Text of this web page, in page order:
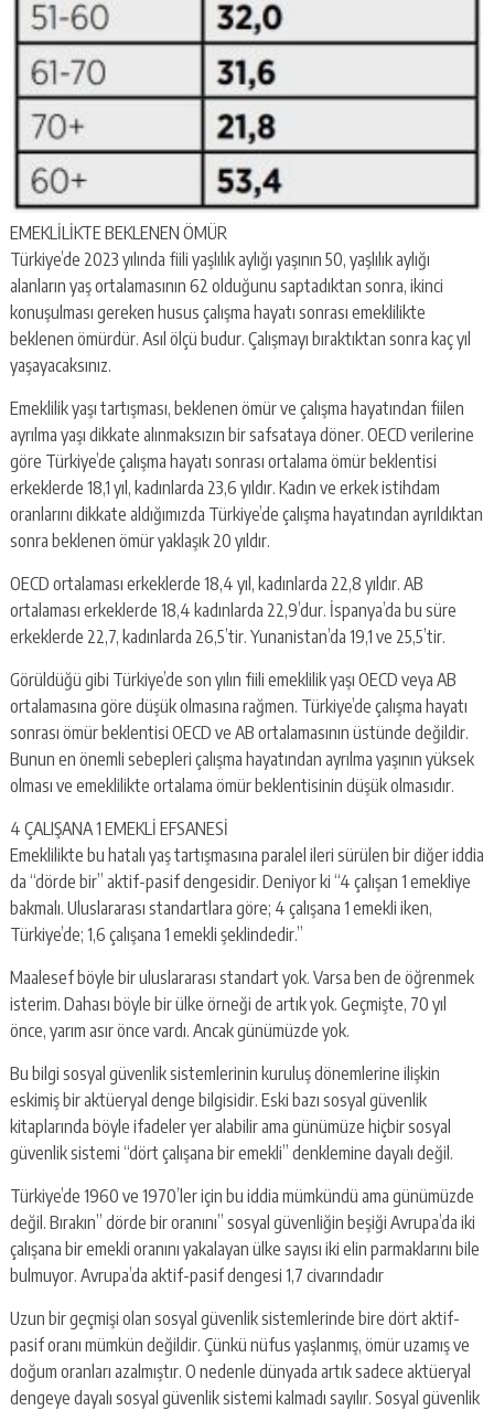
EMEKLİLİKTE BEKLENEN ÖMÜR
Türkiye’de 2023 yılında fiili yaşlılık aylığı yaşının 50, yaşlılık aylığı
alanların yaş ortalamasının 62 olduğunu saptadıktan sonra, ikinci
konuşulması gereken husus çalışma hayatı sonrası emeklilikte
beklenen ömürdür. Asıl ölçü budur. Çalışmayı bıraktıktan sonra kaç yıl
yaşayacaksınız.
Emeklilik yaşı tartışması, beklenen ömür ve çalışma hayatından fiilen
ayrılma yaşı dikkate alınmaksızın bir safsataya döner. OECD verilerine
göre Türkiye’de çalışma hayatı sonrası ortalama ömür beklentisi
erkeklerde 18,1 yıl, kadınlarda 23,6 yıldır. Kadın ve erkek istihdam
oranlarını dikkate aldığımızda Türkiye’de çalışma hayatından ayrıldıktan
sonra beklenen ömür yaklaşık 20 yıldır.
OECD ortalaması erkeklerde 18,4 yıl, kadınlarda 22,8 yıldır. AB
ortalaması erkeklerde 18,4 kadınlarda 22,9’dur. İspanya’da bu süre
erkeklerde 22,7, kadınlarda 26,5’tir. Yunanistan’da 19,1 ve 25,5’tir.
Görüldüğü gibi Türkiye’de son yılın fiili emeklilik yaşı OECD veya AB
ortalamasına göre düşük olmasına rağmen. Türkiye’de çalışma hayatı
sonrası ömür beklentisi OECD ve AB ortalamasının üstünde değildir.
Bunun en önemli sebepleri çalışma hayatından ayrılma yaşının yüksek
olması ve emeklilikte ortalama ömür beklentisinin düşük olmasıdır.
4 ÇALIŞANA 1 EMEKLİ EFSANESİ
Emeklilikte bu hatalı yaş tartışmasına paralel ileri sürülen bir diğer iddia
da “dörde bir” aktif-pasif dengesidir. Deniyor ki “4 çalışan 1 emekliye
bakmalı. Uluslararası standartlara göre; 4 çalışana 1 emekli iken,
Türkiye’de; 1,6 çalışana 1 emekli şeklindedir.”
Maalesef böyle bir uluslararası standart yok. Varsa ben de öğrenmek
isterim. Dahası böyle bir ülke örneği de artık yok. Geçmişte, 70 yıl
önce, yarım asır önce vardı. Ancak günümüzde yok.
Bu bilgi sosyal güvenlik sistemlerinin kuruluş dönemlerine ilişkin
eskimiş bir aktüeryal denge bilgisidir. Eski bazı sosyal güvenlik
kitaplarında böyle ifadeler yer alabilir ama günümüze hiçbir sosyal
güvenlik sistemi “dört çalışana bir emekli” denklemine dayalı değil.
Türkiye’de 1960 ve 1970’ler için bu iddia mümkündü ama günümüzde
değil. Bırakın” dörde bir oranını” sosyal güvenliğin beşiği Avrupa’da iki
çalışana bir emekli oranını yakalayan ülke sayısı iki elin parmaklarını bile
bulmuyor. Avrupa’da aktif-pasif dengesi 1,7 civarındadır
Uzun bir geçmişi olan sosyal güvenlik sistemlerinde bire dört aktif-
pasif oranı mümkün değildir. Çünkü nüfus yaşlanmış, ömür uzamış ve
doğum oranları azalmıştır. O nedenle dünyada artık sadece aktüeryal
dengeye dayalı sosyal güvenlik sistemi kalmadı sayılır. Sosyal güvenlik